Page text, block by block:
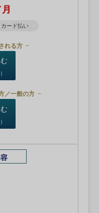
ード払い
れる方
／一般の方